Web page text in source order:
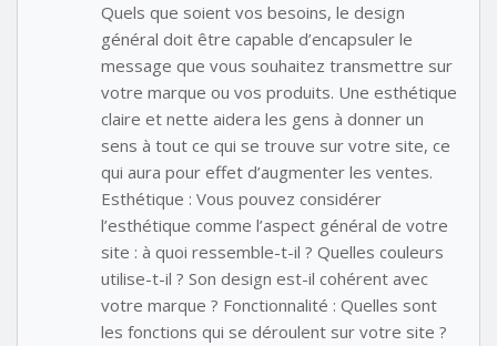
Quels que soient vos besoins, le design
général doit être capable d’encapsuler le
message que vous souhaitez transmettre sur
votre marque ou vos produits. Une esthétique
claire et nette aidera les gens à donner un
sens à tout ce qui se trouve sur votre site, ce
qui aura pour effet d’augmenter les ventes.
Esthétique : Vous pouvez considérer
l’esthétique comme l’aspect général de votre
site : à quoi ressemble-t-il ? Quelles couleurs
utilise-t-il ? Son design est-il cohérent avec
votre marque ? Fonctionnalité : Quelles sont
les fonctions qui se déroulent sur votre site ?